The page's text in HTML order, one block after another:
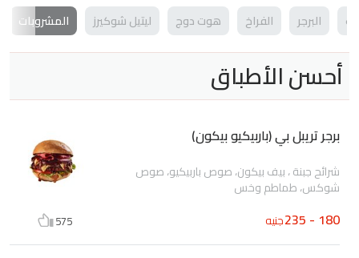
البرجر الفراخ هوت دوج ليتيل شوكيرز المشروبات
أحسن الأطباق
برجر تريبل بي (باربيكيو بيكون)
شرائح جبنة ، بيف بيكون، صوص باربيكيو، صوص
شوكس، طماطم وخس
180 - 235 جنيه 575